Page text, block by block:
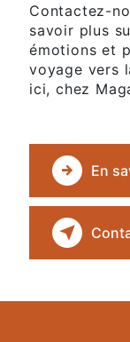
Contactez-
savoir plus
émotions et
voyage vers
ici, chez
En